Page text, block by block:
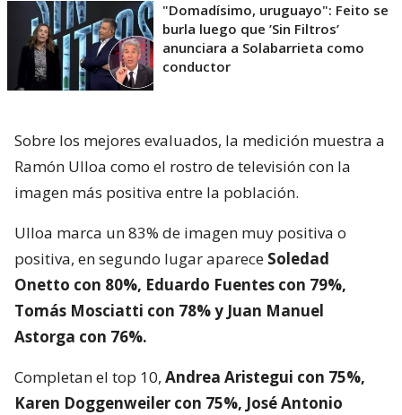
"Domadísimo, uruguayo": Feito se
burla luego que ’Sin Filtros’
anunciara a Solabarrieta como
conductor
Sobre los mejores evaluados, la medición muestra a
Ramón Ulloa como el rostro de televisión con la
imagen más positiva entre la población.
Ulloa marca un 83% de imagen muy positiva o
positiva, en segundo lugar aparece Soledad
Onetto con 80%, Eduardo Fuentes con 79%,
Tomás Mosciatti con 78% y Juan Manuel
Astorga con 76%.
Completan el top 10, Andrea Aristegui con 75%,
Karen Doggenweiler con 75%, José Antonio